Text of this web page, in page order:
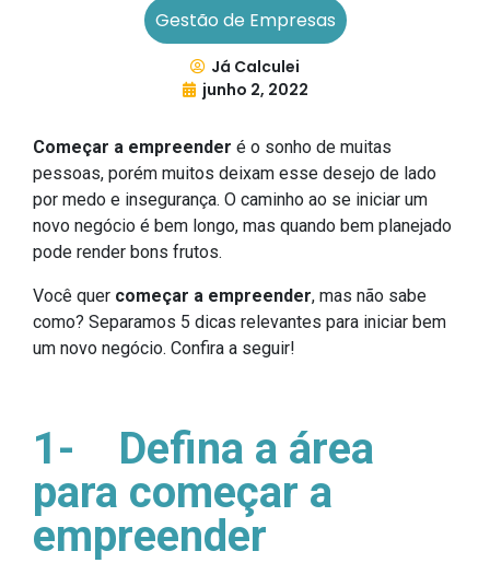
Gestão de Empresas
Já Calculei
junho 2, 2022
Começar a empreender é o sonho de muitas
pessoas, porém muitos deixam esse desejo de lado
por medo e insegurança. O caminho ao se iniciar um
novo negócio é bem longo, mas quando bem planejado
pode render bons frutos.
Você quer começar a empreender, mas não sabe
como? Separamos 5 dicas relevantes para iniciar bem
um novo negócio. Confira a seguir!
1-
Defina a área
para começar a
empreender